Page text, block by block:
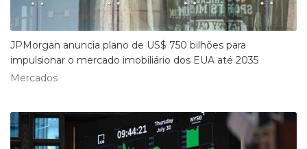
JPMorgan anuncia plano de US$ 750 bilhões para
impulsionar o mercado imobiliário dos EUA até 2035
Mercados